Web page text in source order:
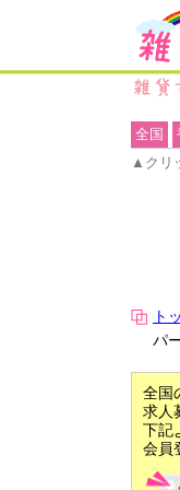
ト
パ
全国
求人
下記
会員
全国
▲クリ